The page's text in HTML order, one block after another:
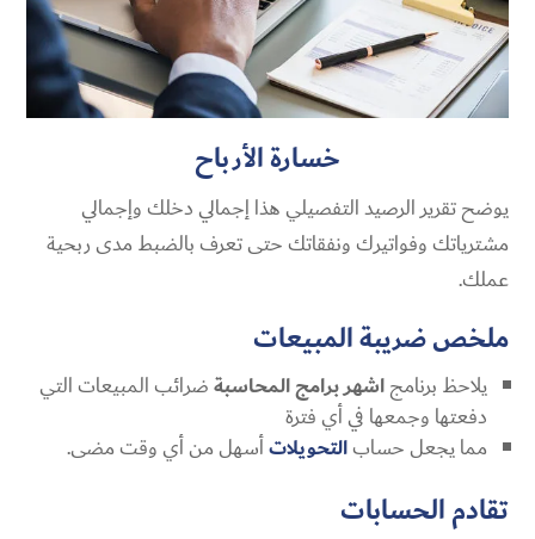
خسارة الأرباح
يوضح تقرير الرصيد التفصيلي هذا إجمالي دخلك وإجمالي
مشترياتك وفواتيرك ونفقاتك حتى تعرف بالضبط مدى ربحية
عملك.
ملخص ضريبة المبيعات
يلاحظ برنامجاشهر برامج المحاسبةضرائب المبيعات التي
دفعتها وجمعها في أي فترة
مما يجعل حسابالتحويلاتأسهل من أي وقت مضى.
تقادم الحسابات